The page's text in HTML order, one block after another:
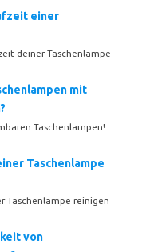
einer
deiner Taschenlampe
mit
Taschenlampen!
Taschenlampe
Taschenlampe reinigen
von